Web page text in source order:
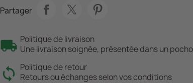
Partager
Politique de livraison
Une livraison soignée, présentée dans un
Politique de retour
Retours ou échanges selon vos conditions